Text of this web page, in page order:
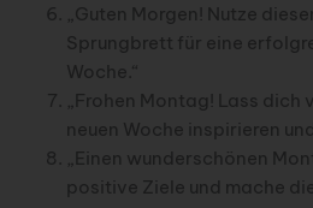
„Guten Morgen! Nutze
Sprungbrett für eine
Woche.“
„Frohen Montag! Lass
neuen Woche inspirieren
„Einen wunderschönen
positive Ziele und mache